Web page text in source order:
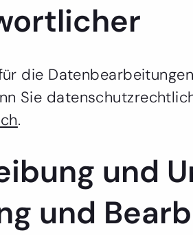
die
Sie
.
und
und